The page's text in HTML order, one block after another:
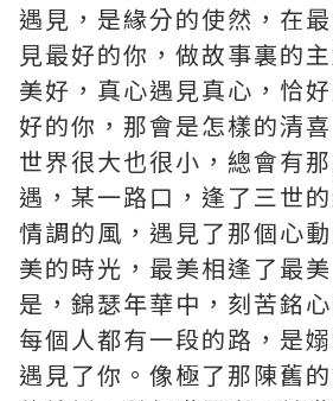
遇見，是緣分的使然，在
見最好的你，做故事裏的
美好，真心遇見真心，恰
好的你，那會是怎樣的清喜
世界很大也很小，總會有
遇，某一路口，逢了三世
情調的風，遇見了那個心
美的時光，最美相逢了最
是，錦瑟年華中，刻苦銘心
每個人都有一段的路，是
遇見了你。像極了那陳舊